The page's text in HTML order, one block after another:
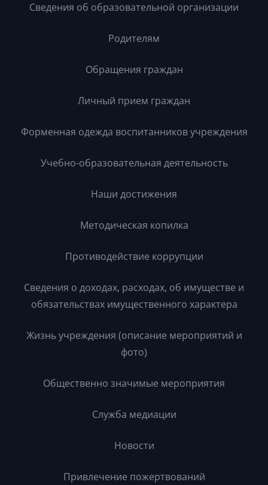
Сведения об образовательной организации
Родителям
Обращения граждан
Личный прием граждан
Форменная одежда воспитанников учреждения
Учебно-образовательная деятельность
Наши достижения
Методическая копилка
Противодействие коррупции
Сведения о доходах, расходах, об имуществе и
обязательствах имущественного характера
Жизнь учреждения (описание мероприятий и
фото)
Общественно значимые мероприятия
Служба медиации
Новости
Привлечение пожертвований